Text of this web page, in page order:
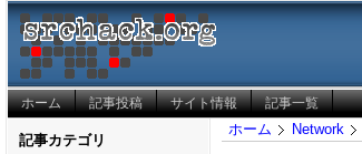
ホーム 記事投稿 サイト情報 記事一覧
記事カテゴリ
ホーム Network